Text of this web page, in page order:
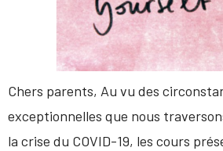
Chers parents, Au vu des
exceptionnelles que nous
la crise du COVID-19, les cours